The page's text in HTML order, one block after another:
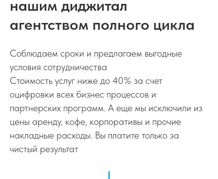
Интеграции
Готовые интеграция с более чем 50
сервисами, разработка интеграций
ЗАКАЗАТЬ ИНТЕГРАЦИЮ
нашим диджитал
агентством полного цикла
Соблюдаем сроки и предлагаем выгодные
условия сотрудничества
Стоимость услуг ниже до 40% за счет
оцифровки всех бизнес процессов и
партнерских программ. А еще мы исключили из
цены аренду, кофе, корпоративы и прочие
накладные расходы. Вы платите только за
чистый результат